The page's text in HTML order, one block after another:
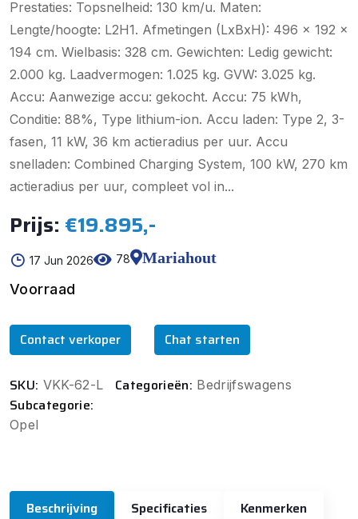
Prestaties: Topsnelheid: 130 km/u. Maten:
Lengte/hoogte: L2H1. Afmetingen (LxBxH): 496 x 192 x
194 cm. Wielbasis: 328 cm. Gewichten: Ledig gewicht:
2.000 kg. Laadvermogen: 1.025 kg. GVW: 3.025 kg.
Accu: Aanwezige accu: gekocht. Accu: 75 kWh,
Conditie: 88%, Type lithium-ion. Accu laden: Type 2, 3-
fasen, 11 kW, 36 km actieradius per uur. Accu
snelladen: Combined Charging System, 100 kW, 270 km
actieradius per uur, compleet vol in...
Prijs: €19.895,-
17 Jun 2026 78
Mariahout
Voorraad
Contact verkoper Chat starten
SKU: VKK-62-L Categorieën: Bedrijfswagens
Subcategorie:
Opel
Beschrijving Specificaties
Kenmerken